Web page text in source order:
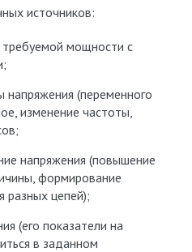
источников:
мощности с
(переменного
изменение частоты,
напряжения (повышение
формирование
разных цепей);
(его показатели на
в заданном